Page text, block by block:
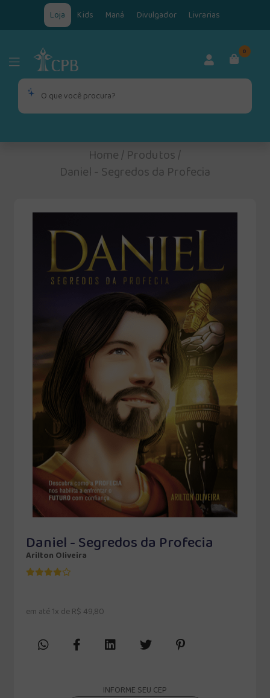
Loja Kids Maná Divulgador Livrarias
0
Home/Produtos/
Daniel - Segredos da Profecia
Daniel - Segredos da Profecia
Arilton Oliveira
em até 1x de R$ 49,80
INFORME SEU CEP